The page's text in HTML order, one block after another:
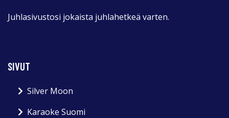
Juhlasivustosi jokaista juhlahetkeä varten.
SIVUT
Silver Moon
Karaoke Suomi